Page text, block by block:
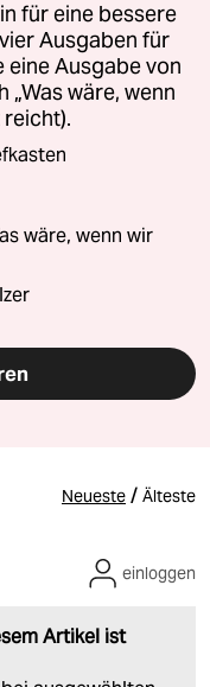
für eine bessere
Ausgaben für
eine Ausgabe von
„Was wäre, wenn
wäre, wenn wir
Neueste / Älteste
Artikel ist
einloggen